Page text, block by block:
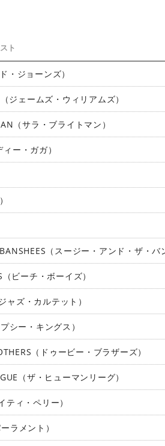
ト
・ジョーンズ）
ジェームズ・ウィリアムズ）
（サラ・ブライトマン）
ー・ガガ）
（スージー・アンド・ザ・バ
ビーチ・ボーイズ）
ャズ・カルテット）
シー・キングス）
（ドゥービー・ブラザーズ）
（ザ・ヒューマンリーグ）
ティ・ペリー）
ラメント）